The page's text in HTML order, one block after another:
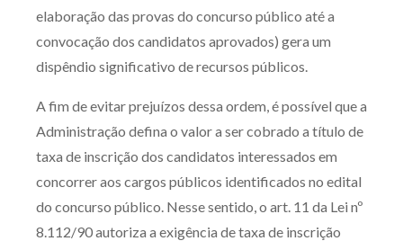
Zênite Fácil IA
Zênite Play
Orientação por Escrito
Mentoria Zênite
Capacitação
Zênite Online
elaboração das provas do concurso público até a
convocação dos candidatos aprovados) gera um
dispêndio significativo de recursos públicos.
A fim de evitar prejuízos dessa ordem, é possível que a
Administração defina o valor a ser cobrado a título de
taxa de inscrição dos candidatos interessados em
concorrer aos cargos públicos identificados no edital
do concurso público. Nesse sentido, o art. 11 da Lei nº
8.112/90 autoriza a exigência de taxa de inscrição